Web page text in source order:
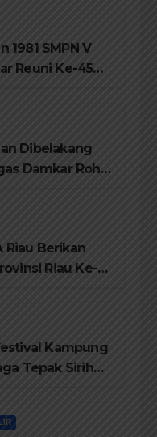
1981 SMPN V
Reuni Ke-45
Dibelakang
Damkar Rohil
Riau Berikan
Riau Ke-
Kampung
Tepak Sirih